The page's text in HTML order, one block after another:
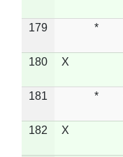
179 *
180 X
181 *
182 X